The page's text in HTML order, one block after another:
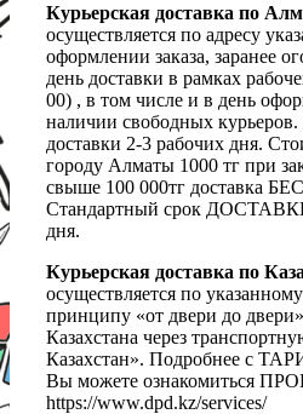
Курьерская доставка по
осуществляется по адресу
оформлении заказа, заранее
день доставки в рамках
00) , в том числе и в день
наличии свободных
доставки 2-3 рабочих дня.
городу Алматы 1000 тг при
свыше 100 000тг доставка
Стандартный срок
дня.
Курьерская доставка по
осуществляется по
принципу «от двери до
Казахстана через
Казахстан». Подробнее с
Вы можете ознакомиться
https://www.dpd.kz/services/